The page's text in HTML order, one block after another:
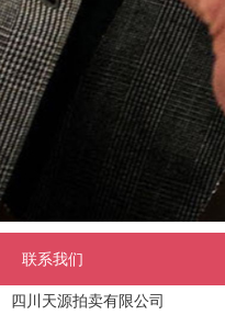
联系我们
四川天源拍卖有限公司